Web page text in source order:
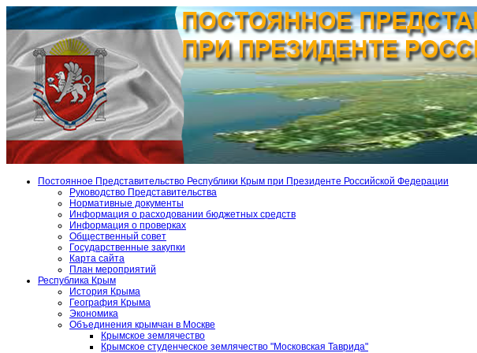
Постоянное Представительство Республики Крым при Президенте Российской Федерации
Руководство Представительства
Нормативные документы
Информация о расходовании бюджетных средств
Информация о проверках
Общественный совет
Государственные закупки
Карта сайта
План мероприятий
Республика Крым
История Крыма
География Крыма
Экономика
Объединения крымчан в Москве
Крымское землячество
Крымское студенческое землячество "Московская Таврида"